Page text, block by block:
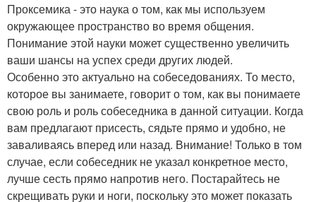
Проксемика - это наука о том, как мы используем
окружающее пространство во время общения.
Понимание этой науки может существенно увеличить
ваши шансы на успех среди других людей.
Особенно это актуально на собеседованиях. То место,
которое вы занимаете, говорит о том, как вы понимаете
свою роль и роль собеседника в данной ситуации. Когда
вам предлагают присесть, сядьте прямо и удобно, не
заваливаясь вперед или назад. Внимание! Только в том
случае, если собеседник не указал конкретное место,
лучше сесть прямо напротив него. Постарайтесь не
скрещивать руки и ноги, поскольку это может показать